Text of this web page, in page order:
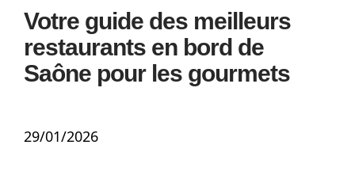
Votre guide des meilleurs
restaurants en bord de
Saône pour les gourmets
29/01/2026